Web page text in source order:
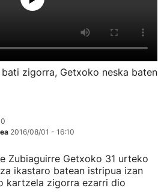
zigorra, Getxoko neska baten
2016/08/01 - 16:10
Zubiaguirre Getxoko 31 urteko
ikastaro batean istripua izan
kartzela zigorra ezarri dio